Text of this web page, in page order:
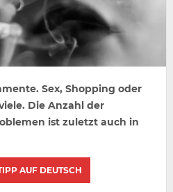
Sex, Shopping oder
Die Anzahl der
ist zuletzt auch in
AUF DEUTSCH